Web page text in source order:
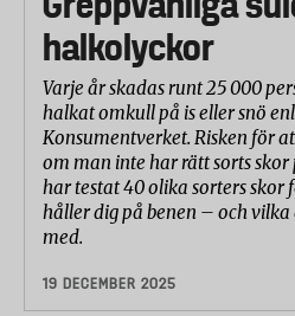
halkolyckor
Varje år skadas runt 25 000
halkat omkull på is eller snö
Konsumentverket. Risken för
om man inte har rätt sorts
har testat 40 olika sorters skor
håller dig på benen – och
med.
19 DECEMBER 2025